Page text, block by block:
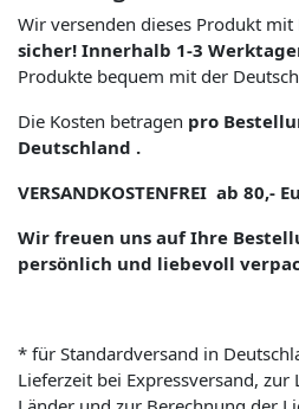
Wir versenden dieses Produkt mit
sicher! Innerhalb 1-3
Produkte bequem mit der
Die Kosten betragen pro
Deutschland .
VERSANDKOSTENFREI ab 80,-
Wir freuen uns auf Ihre
persönlich und liebevoll
* für Standardversand in
Lieferzeit bei Expressversand,